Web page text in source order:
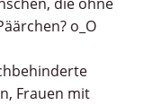
o_O
Frauen mit